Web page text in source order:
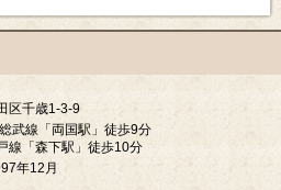
区千歳1-3-9
武線「両国駅」徒歩9分
線「森下駅」徒歩10分
年12月